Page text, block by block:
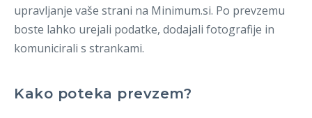
Prijava
upravljanje vaše strani na Minimum.si. Po prevzemu
boste lahko urejali podatke, dodajali fotografije in
komunicirali s strankami.
Kako poteka prevzem?